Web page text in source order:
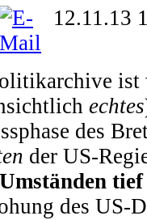
12.11.13
ist
echtes
des
der US-
des US-